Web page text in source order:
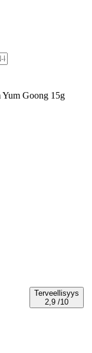
Yum Goong 15g
Terveellisyys
2,9 /10